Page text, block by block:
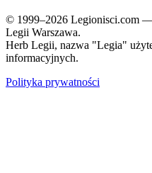
© 1999–2026 Legionisci.com
Legii Warszawa.
Herb Legii, nazwa "Legia"
informacyjnych.
Polityka prywatności